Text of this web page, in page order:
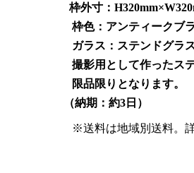
枠外寸：
枠色：アンティークブ
ガラス：ステンドグラ
撮影用として作ったステ
限品限りとなります。
（納期：約3日）
※送料は地域別送料。